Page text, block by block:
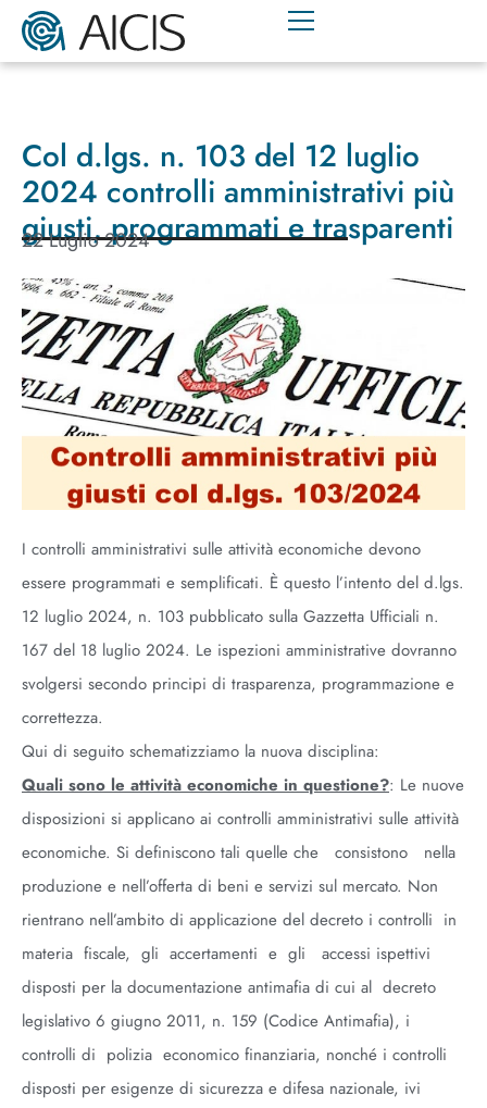
Col d.lgs. n. 103 del 12 luglio
2024 controlli amministrativi più
giusti, programmati e trasparenti
22 Luglio 2024
I controlli amministrativi sulle attività economiche devono
essere programmati e semplificati. È questo l’intento del d.lgs.
12 luglio 2024, n. 103 pubblicato sulla Gazzetta Ufficiali n.
167 del 18 luglio 2024. Le ispezioni amministrative dovranno
svolgersi secondo principi di trasparenza, programmazione e
correttezza.
Qui di seguito schematizziamo la nuova disciplina:
Quali sono le attività economiche in questione?: Le nuove
disposizioni si applicano ai controlli amministrativi sulle attività
economiche. Si definiscono tali quelle che consistono nella
produzione e nell’offerta di beni e servizi sul mercato. Non
rientrano nell’ambito di applicazione del decreto i controlli in
materia fiscale, gli accertamenti e gli accessi ispettivi
disposti per la documentazione antimafia di cui al decreto
legislativo 6 giugno 2011, n. 159 (Codice Antimafia), i
controlli di polizia economico finanziaria, nonché i controlli
disposti per esigenze di sicurezza e difesa nazionale, ivi